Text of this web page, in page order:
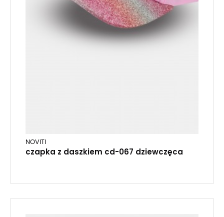
NOVITI
czapka z daszkiem cd-067 dziewczęca